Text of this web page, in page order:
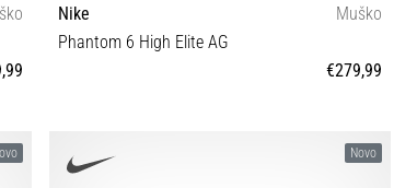
Nike
Muško
Phantom 6 High Elite AG
€279,99
Novo